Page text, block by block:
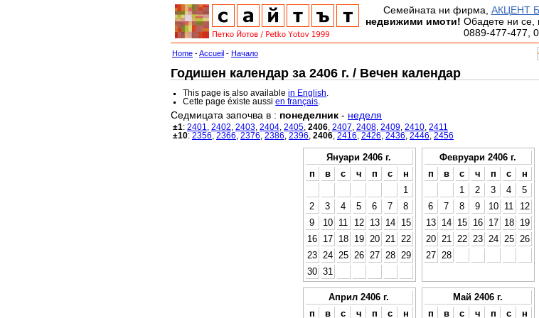
Семейната ни фирма, АКЦЕНТ
недвижими имоти! Обадете ни се,
0889-477-477,
Home -Accueil - Начало
Годишен календар за 2406 г. / Вечен календар
This page is also availablein English
Cette page éxiste aussien français
Седмицата започва в : понеделник - неделя
±1: 2401 2402 2403 2404 2405 2406 2407 2408 2409 2410 2411
±10: 2356 2366 2376 2386 2396 2406 2416 2426 2436 2446 2456
Януари 2406 г.
п
в с ч п с
н
1
2
3 4 5 6 7
8
9
10 11 12 13 14
15
16
17 18 19 20 21
22
23
24 25 26 27 28
29
30 31
Февруари 2406 г.
п
в с ч п с
н
1
2 3 4
5
6
7 8 9 10 11
12
13
14 15 16 17 18
19
20
21 22 23 24 25
26
27
28
Април 2406 г.
п
в с ч п с н
Май 2406 г.
п
в с ч п с н